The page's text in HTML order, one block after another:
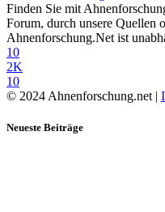
Finden Sie mit
Forum, durch unsere Quellen
Ahnenforschung.Net ist
10
2K
10
© 2024 Ahnenforschung.net |
Neueste Beiträge